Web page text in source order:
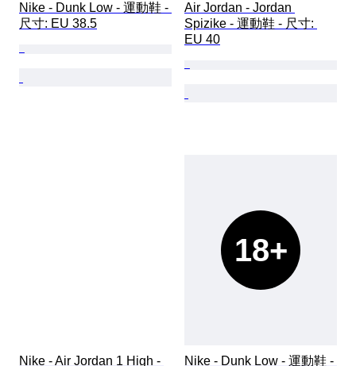
Nike - Dunk Low - 運動鞋 -
尺寸: EU 38.5
Air Jordan - Jordan
Spizike - 運動鞋 - 尺寸:
EU 40
Nike - Air Jordan 1 High -
18+
Nike - Dunk Low - 運動鞋 -